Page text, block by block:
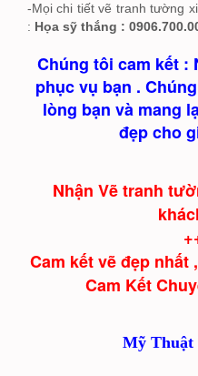
-Mọi chi tiết vẽ tranh tường
: Họa sỹ thắng :
Chúng tôi cam kết :
phục vụ bạn .
lòng bạn và mang
đẹp cho
Nhận Vẽ tranh
Cam kết vẽ đẹp nhất
Cam Kết
Mỹ Thuật